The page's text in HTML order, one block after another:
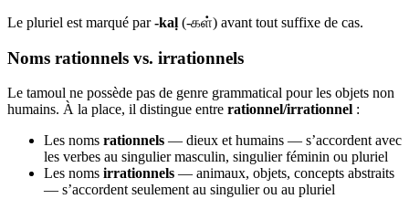
Le pluriel est marqué par-kaḷ (-கள்) avant tout suffixe de cas.
Noms rationnels vs. irrationnels
Le tamoul ne possède pas de genre grammatical pour les objets non
humains. À la place, il distingue entre rationnel/irrationnel :
Les noms rationnels — dieux et humains — s’accordent avec
les verbes au singulier masculin, singulier féminin ou pluriel
Les noms irrationnels — animaux, objets, concepts abstraits
— s’accordent seulement au singulier ou au pluriel